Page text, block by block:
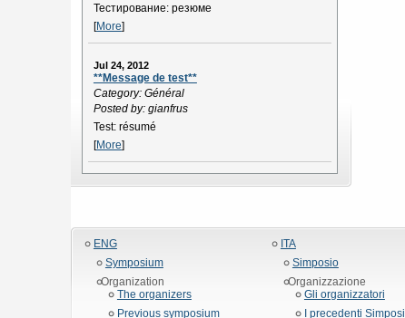
Тестирование: резюме
[More]
Jul 24, 2012
**Message de test**
Category: Général
Posted by: gianfrus
Test: résumé
[More]
ENG
Symposium
Organization
The organizers
Previous symposium
ITA
Simposio
Organizzazione
Gli organizzatori
I precedenti Simposi